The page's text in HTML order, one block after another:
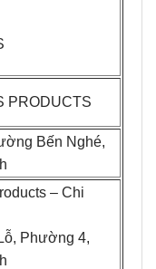
PRODUCTS
Bến Nghé,
– Chi
Phường 4,